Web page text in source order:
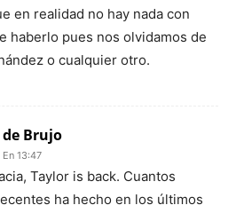
en realidad no hay nada con
haberlo pues nos olvidamos de
o cualquier otro.
Brujo
13:47
Taylor is back. Cuantos
ha hecho en los últimos